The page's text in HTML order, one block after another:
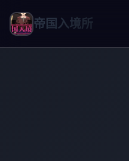
帝国入境所